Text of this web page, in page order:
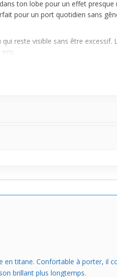
ton lobe pour un effet presque
pour un port quotidien sans
reste visible sans être excessif.
et qui ne pèse pas sur le lobe
en titane. Confortable à porter, il
brillant plus longtemps.